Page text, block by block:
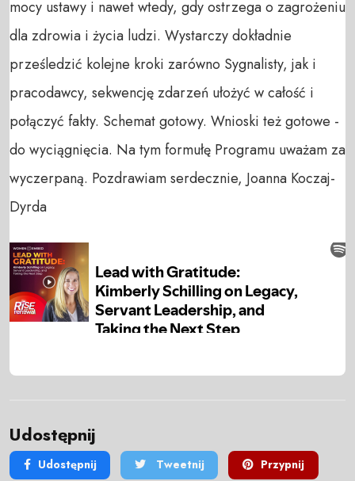
mocy ustawy i nawet wtedy, gdy ostrzega o zagrożeniu
dla zdrowia i życia ludzi. Wystarczy dokładnie
prześledzić kolejne kroki zarówno Sygnalisty, jak i
pracodawcy, sekwencję zdarzeń ułożyć w całość i
połączyć fakty. Schemat gotowy. Wnioski też gotowe -
do wyciągnięcia. Na tym formułę Programu uważam za
wyczerpaną. Pozdrawiam serdecznie, Joanna Koczaj-
Dyrda
Udostępnij
Udostępnij Tweetnij Przypnij